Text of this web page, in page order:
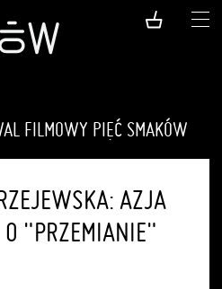
FILMOWY PIĘĆ SMAKÓW
AZJA
O "PRZEMIANIE"